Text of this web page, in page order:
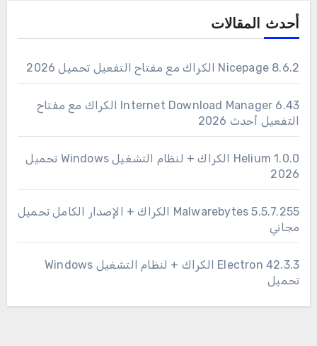
أحدث المقالات
Nicepage 8.6.2 الكراك مع مفتاح التفعيل تحميل 2026
6.43 Internet Download Manager الكراك مع مفتاح
التفعيل أحدث 2026
1.0.0 Helium الكراك + لنظام التشغيل Windows تحميل
2026
Malwarebytes 5.5.7.255 الكراك + الإصدار الكامل تحميل
مجاني
Electron 42.3.3 الكراك + لنظام التشغيل Windows
تحميل